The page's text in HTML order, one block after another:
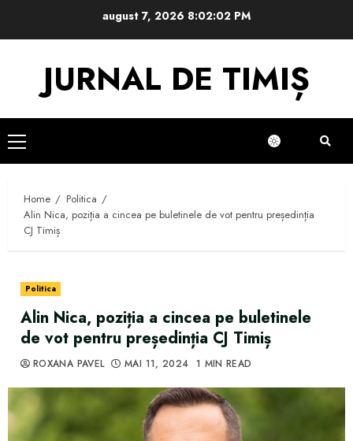
august 7, 2026 8:02:03 PM
JURNAL DE TIMIȘ
Primary
Menu
Home
Politica
Alin Nica, poziția a cincea pe buletinele de vot pentru președinția
CJ Timiș
Politica
Alin Nica, poziția a cincea pe buletinele
de vot pentru președinția CJ Timiș
ROXANA PAVEL MAI 11, 2024 1 MIN READ